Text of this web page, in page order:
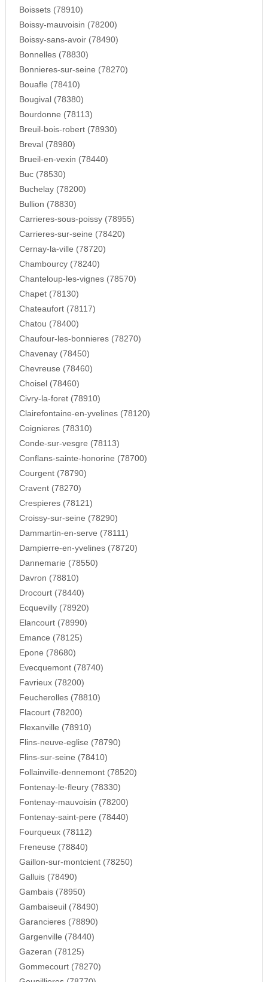
Boissets (78910)
Boissy-mauvoisin (78200)
Boissy-sans-avoir (78490)
Bonnelles (78830)
Bonnieres-sur-seine (78270)
Bouafle (78410)
Bougival (78380)
Bourdonne (78113)
Breuil-bois-robert (78930)
Breval (78980)
Brueil-en-vexin (78440)
Buc (78530)
Buchelay (78200)
Bullion (78830)
Carrieres-sous-poissy (78955)
Carrieres-sur-seine (78420)
Cernay-la-ville (78720)
Chambourcy (78240)
Chanteloup-les-vignes (78570)
Chapet (78130)
Chateaufort (78117)
Chatou (78400)
Chaufour-les-bonnieres (78270)
Chavenay (78450)
Chevreuse (78460)
Choisel (78460)
Civry-la-foret (78910)
Clairefontaine-en-yvelines (78120)
Coignieres (78310)
Conde-sur-vesgre (78113)
Conflans-sainte-honorine (78700)
Courgent (78790)
Cravent (78270)
Crespieres (78121)
Croissy-sur-seine (78290)
Dammartin-en-serve (78111)
Dampierre-en-yvelines (78720)
Dannemarie (78550)
Davron (78810)
Drocourt (78440)
Ecquevilly (78920)
Elancourt (78990)
Emance (78125)
Epone (78680)
Evecquemont (78740)
Favrieux (78200)
Feucherolles (78810)
Flacourt (78200)
Flexanville (78910)
Flins-neuve-eglise (78790)
Flins-sur-seine (78410)
Follainville-dennemont (78520)
Fontenay-le-fleury (78330)
Fontenay-mauvoisin (78200)
Fontenay-saint-pere (78440)
Fourqueux (78112)
Freneuse (78840)
Gaillon-sur-montcient (78250)
Galluis (78490)
Gambais (78950)
Gambaiseuil (78490)
Garancieres (78890)
Gargenville (78440)
Gazeran (78125)
Gommecourt (78270)